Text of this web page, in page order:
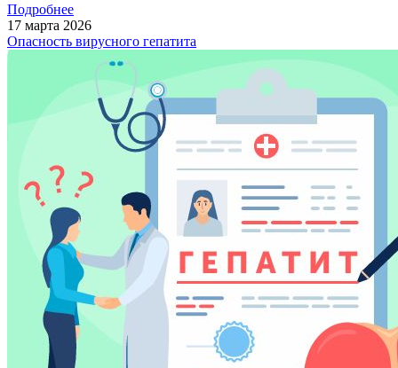
Подробнее
17 марта 2026
Опасность вирусного гепатита